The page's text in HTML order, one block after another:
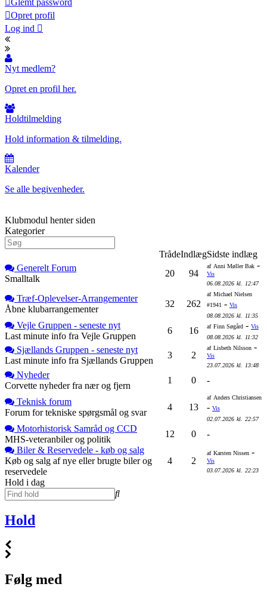
Opret profil
Log ind
Nyt medlem?
Opret en profil her.
Holdtilmelding
Hold information & tilmelding.
Kalender
Se alle begivenheder.
Klubmodul henter siden
Kategorier
TrådeIndlægSidste indlæg
Generelt Forum
Smalltalk
20 94
af Anni Møller Bak -
Vis
06.08.2026 kl. 12:47
Træf-Oplevelser-Arrangementer
Åbne klubarrangementer
32 262
af Michael Nielsen
#1941 - Vis
08.08.2026 kl. 11:35
Vejle Gruppen - seneste nyt
Last minute info fra Vejle Gruppen
6 16 af Finn Søgård - Vis
08.08.2026 kl. 11:32
Sjællands Gruppen - seneste nyt
Last minute info fra Sjællands Gruppen
3 2
af Lisbeth Nilsson -
Vis
23.07.2026 kl. 13:48
Nyheder
Corvette nyheder fra nær og fjern
1 0 -
Teknisk forum
Forum for tekniske spørgsmål og svar
4 13
af Anders Christiansen
- Vis
02.07.2026 kl. 22:57
Motorhistorisk Samråd og CCD
MHS-veteranbiler og politik
12 0
-
Biler & Reservedele - køb og salg
Køb og salg af nye eller brugte biler og
reservedele
4 2
af Karsten Nissen -
Vis
03.07.2026 kl. 22:23
Hold i dag
Hold
Følg med